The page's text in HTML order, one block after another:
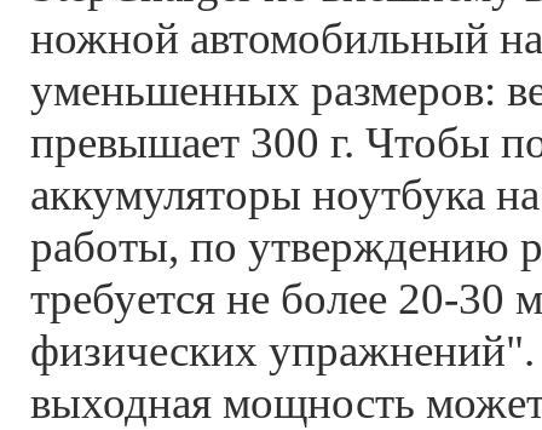
ножной автомобильный
уменьшенных размеров:
превышает 300 г. Чтобы
аккумуляторы ноутбука
работы, по утверждению
требуется не более 20-30
физических
выходная мощность может